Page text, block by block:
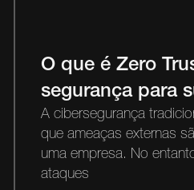
O que é Zero
segurança para
A cibersegurança
que ameaças externas
uma empresa. No
ataques